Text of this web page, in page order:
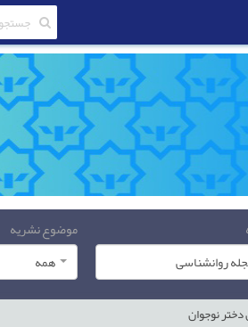
روانشناسی
موضوع نشریه
همه
نوجوان